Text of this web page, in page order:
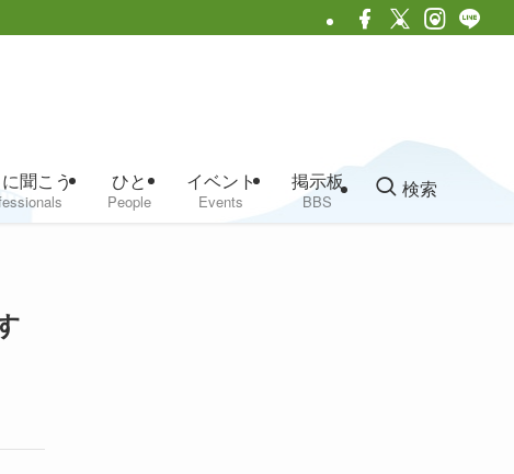
聞こう ひと
People
イベント
Events
掲示板
BBS
検索